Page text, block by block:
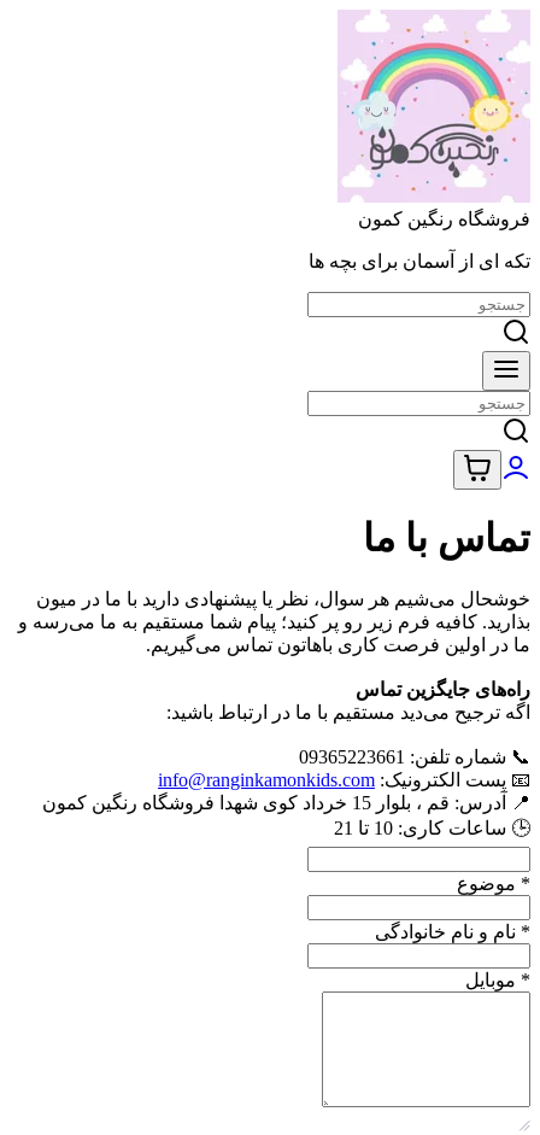
فروشگاه رنگین کمون
تکه ای از آسمان برای بچه ها
تماس با ما
خوشحال می‌شیم هر سوال، نظر یا پیشنهادی دارید با ما در میون
بذارید. کافیه فرم زیر رو پر کنید؛ پیام شما مستقیم به ما می‌رسه و
ما در اولین فرصت کاری باهاتون تماس می‌گیریم.
راه‌های جایگزین تماس
اگه ترجیح می‌دید مستقیم با ما در ارتباط باشید:
📞 شماره تلفن: 09365223661
📧 پست الکترونیک: info@ranginkamonkids.com
📍 آدرس: قم ، بلوار 15 خرداد کوی شهدا فروشگاه رنگین کمون
🕒 ساعات کاری: 10 تا 21
* موضوع
* نام و نام خانوادگی
* موبایل